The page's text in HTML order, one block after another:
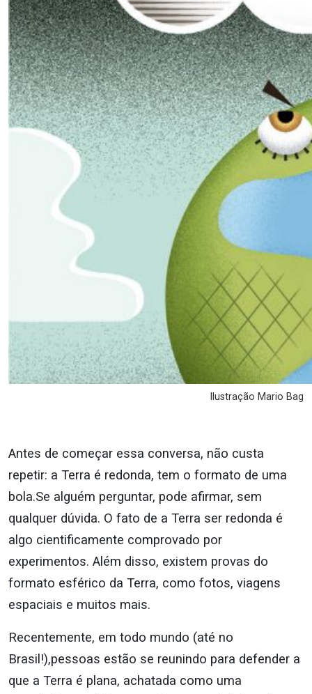
Ilustração Mario Bag
Antes de começar essa conversa, não custa
repetir: a Terra é redonda, tem o formato de uma
bola.Se alguém perguntar, pode afirmar, sem
qualquer dúvida. O fato de a Terra ser redonda é
algo cientificamente comprovado por
experimentos. Além disso, existem provas do
formato esférico da Terra, como fotos, viagens
espaciais e muitos mais.
Recentemente, em todo mundo (até no
Brasil!),pessoas estão se reunindo para defender a
que a Terra é plana, achatada como uma